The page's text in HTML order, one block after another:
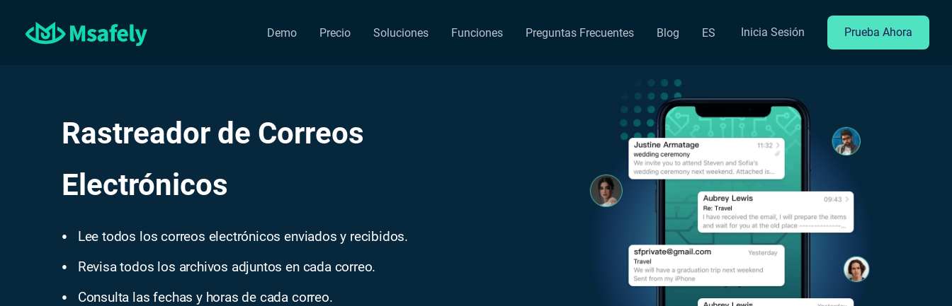
Demo Precio Soluciones Funciones Preguntas Frecuentes Blog ES Inicia Sesión Prueba Ahora
Rastreador de Correos
Electrónicos
● Lee todos los correos electrónicos enviados y recibidos.
● Revisa todos los archivos adjuntos en cada correo.
● Consulta las fechas y horas de cada correo.